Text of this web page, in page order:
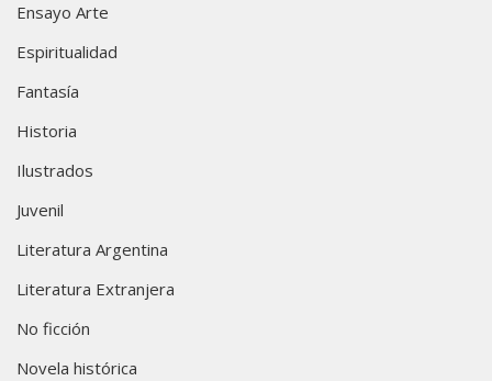
Ensayo Arte
Espiritualidad
Fantasía
Historia
Ilustrados
Juvenil
Literatura Argentina
Literatura Extranjera
No ficción
Novela histórica